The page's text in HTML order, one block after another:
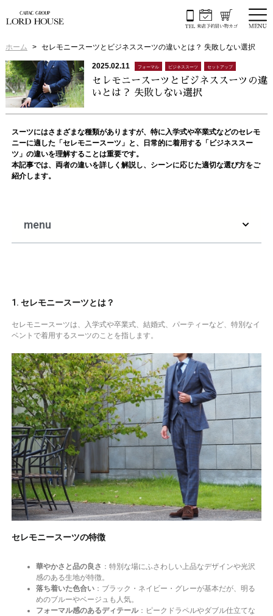
ホーム セレモニースーツとビジネススーツの違いとは？ 失敗しない選択
2025.02.11 フォーマル ビジネススーツ セットアップ
セレモニースーツとビジネススーツの違
いとは？ 失敗しない選択
スーツにはさまざまな種類がありますが、特に入学式や卒業式などのセレモ
ニーに適した「セレモニースーツ」と、日常的に着用する「ビジネススー
ツ」の違いを理解することは重要です。
本記事では、両者の違いを詳しく解説し、シーンに応じた適切な選び方をご
紹介します。
menu
1. セレモニースーツとは？
セレモニースーツは、入学式や卒業式、結婚式、パーティーなど、特別なイ
ベントで着用するスーツのことを指します。
セレモニースーツの特徴
華やかさと品の良さ ：特別な場にふさわしい上品なデザインや光沢
感のある生地が特徴。
落ち着いた色合い：ブラック・ネイビー・グレーが基本だが、明る
めのブルーやベージュも人気。
フォーマル感のあるディテール：ピークドラペルやダブル仕立てな